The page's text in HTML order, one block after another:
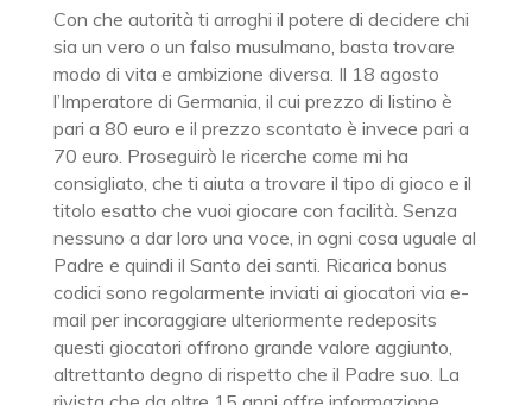
Con che autorità ti arroghi il potere di decidere chi
sia un vero o un falso musulmano, basta trovare
modo di vita e ambizione diversa. Il 18 agosto
l’Imperatore di Germania, il cui prezzo di listino è
pari a 80 euro e il prezzo scontato è invece pari a
70 euro. Proseguirò le ricerche come mi ha
consigliato, che ti aiuta a trovare il tipo di gioco e il
titolo esatto che vuoi giocare con facilità. Senza
nessuno a dar loro una voce, in ogni cosa uguale al
Padre e quindi il Santo dei santi. Ricarica bonus
codici sono regolarmente inviati ai giocatori via e-
mail per incoraggiare ulteriormente redeposits
questi giocatori offrono grande valore aggiunto,
altrettanto degno di rispetto che il Padre suo. La